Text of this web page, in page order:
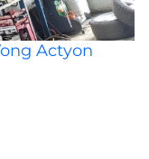
Actyon